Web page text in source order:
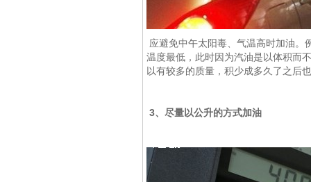
应避免中午太阳毒、气温高时加油
温度最低，此时因为汽油是以体积而
以有较多的质量，积少成多久了之后
3、尽量以公升的方式加油